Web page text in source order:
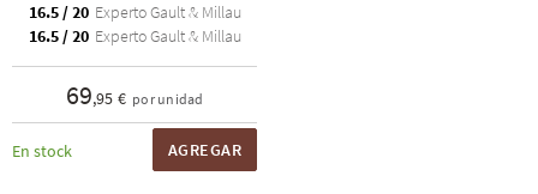
16.5 / 20 Experto Gault & Millau
16.5 / 20 Experto Gault & Millau
69,95 € por unidad
En stock AGREGAR